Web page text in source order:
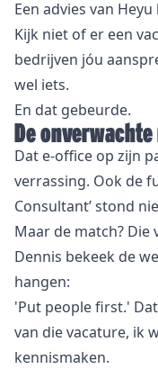
Een advies van
Kijk niet of er een
bedrijven jóu
wel iets.
En dat gebeurde.
De
Dat e-office op zijn
verrassing. Ook de
Consultant’ stond
Maar de match? Die
Dennis bekeek de
hangen:
'Put people first.'
van die vacature, ik
kennismaken.